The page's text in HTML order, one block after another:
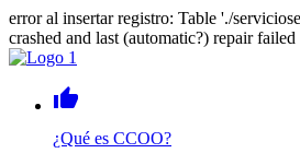
error al insertar registro: Table './
crashed and last (automatic?) repair failed
thumb_up
¿Qué es CCOO?